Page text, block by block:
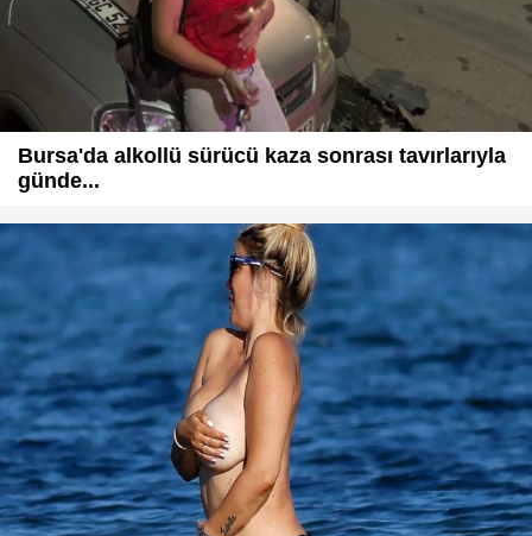
Bursa'da alkollü sürücü kaza sonrası tavırlarıyla
günde...